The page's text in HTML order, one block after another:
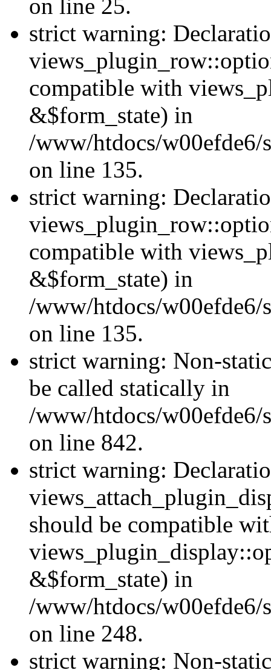
on line 25.
strict warning:
compatible with
&$form_state) in
/www/htdocs/
on line 135.
strict warning:
compatible with
&$form_state) in
/www/htdocs/
on line 135.
strict warning: Non-
be called statically in
/www/htdocs/w00efde6/
on line 842.
strict warning:
should be compatible
&$form_state) in
/www/htdocs/w00efde6/
on line 248.
strict warning: Non-